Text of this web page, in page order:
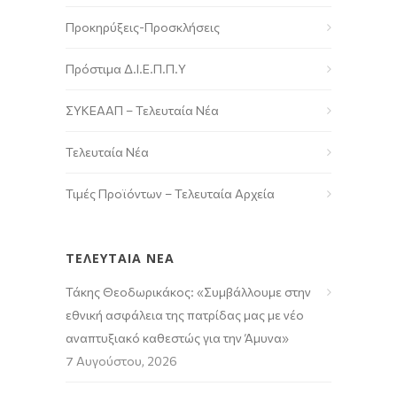
Προκηρύξεις-Προσκλήσεις
Πρόστιμα Δ.Ι.Ε.Π.Π.Υ
ΣΥΚΕΑΑΠ – Τελευταία Νέα
Τελευταία Νέα
Τιμές Προϊόντων – Τελευταία Αρχεία
ΤΕΛΕΥΤΑΙΑ ΝΕΑ
Τάκης Θεοδωρικάκος: «Συμβάλλουμε στην
εθνική ασφάλεια της πατρίδας μας με νέο
αναπτυξιακό καθεστώς για την Άμυνα»
7 Αυγούστου, 2026